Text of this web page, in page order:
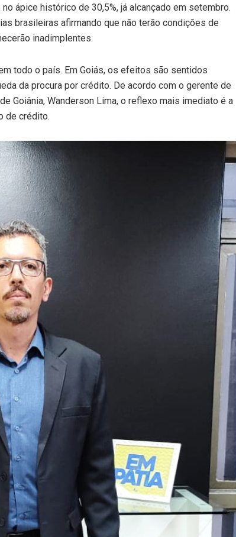
ápice histórico de 30,5%, já alcançado em setembro.
brasileiras afirmando que não terão condições de
inadimplentes.
todo o país. Em Goiás, os efeitos são sentidos
da procura por crédito. De acordo com o gerente de
Goiânia, Wanderson Lima, o reflexo mais imediato é a
de crédito.